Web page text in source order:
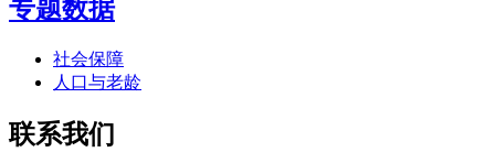
专题数据
社会保障
人口与老龄
联系我们